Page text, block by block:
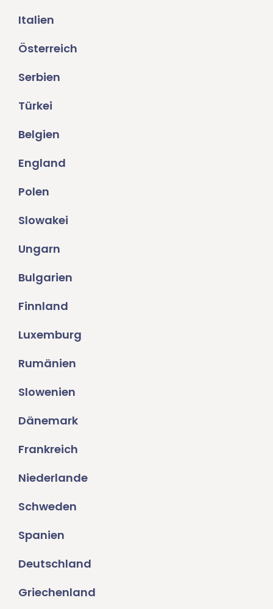
Italien
Österreich
Serbien
Türkei
Belgien
England
Polen
Slowakei
Ungarn
Bulgarien
Finnland
Luxemburg
Rumänien
Slowenien
Dänemark
Frankreich
Niederlande
Schweden
Spanien
Deutschland
Griechenland